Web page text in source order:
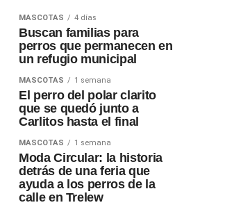
MASCOTAS 4 días
Buscan familias para
perros que permanecen en
un refugio municipal
MASCOTAS 1 semana
El perro del polar clarito
que se quedó junto a
Carlitos hasta el final
MASCOTAS 1 semana
Moda Circular: la historia
detrás de una feria que
ayuda a los perros de la
calle en Trelew